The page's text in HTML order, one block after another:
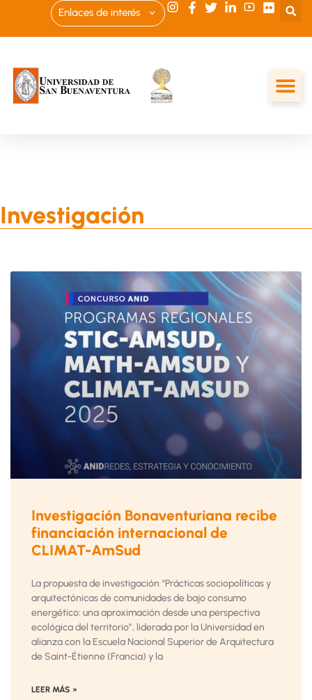
Enlaces de interés
Investigación
Investigación Bonaventuriana recibe
financiación internacional de
CLIMAT-AmSud
La propuesta de investigación “Prácticas sociopolíticas y
arquitectónicas de comunidades de bajo consumo
energético: una aproximación desde una perspectiva
ecológica del territorio”, liderada por la Universidad en
alianza con la Escuela Nacional Superior de Arquitectura
de Saint-Étienne (Francia) y la
LEER MÁS »